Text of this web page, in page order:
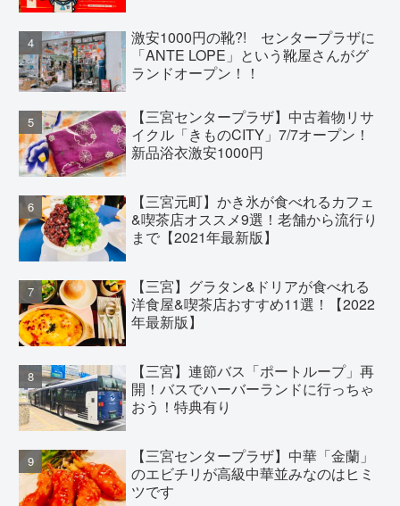
激安1000円の靴?! センタープラザに
「ANTE LOPE」という靴屋さんがグ
ランドオープン！！
【三宮センタープラザ】中古着物リサ
イクル「きものCITY」7/7オープン！
新品浴衣激安1000円
【三宮元町】かき氷が食べれるカフェ
&喫茶店オススメ9選！老舗から流行り
まで【2021年最新版】
【三宮】グラタン&ドリアが食べれる
洋食屋&喫茶店おすすめ11選！【2022
年最新版】
【三宮】連節バス「ポートループ」再
開！バスでハーバーランドに行っちゃ
おう！特典有り
【三宮センタープラザ】中華「金蘭」
のエビチリが高級中華並みなのはヒミ
ツです